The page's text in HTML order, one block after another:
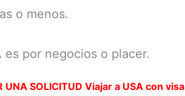
o menos.
es por negocios o placer.
UNA SOLICITUD Viajar a USA con visa